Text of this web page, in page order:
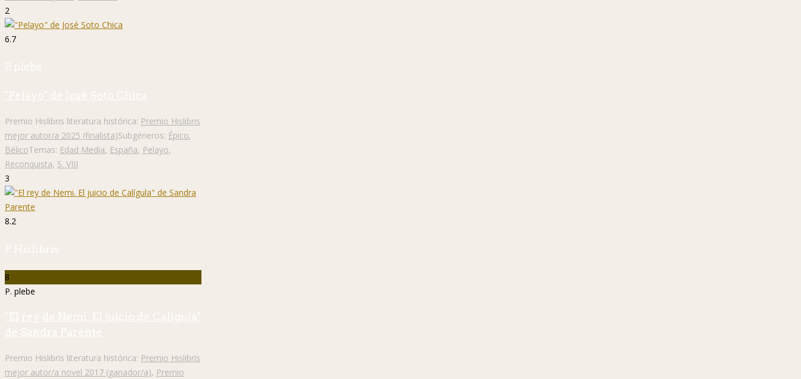
2
6.7
P. plebe
"Pelayo" de José Soto Chica
Premio Hislibris literatura histórica: Premio Hislibris
mejor autor/a 2025 (finalista)Subgéneros: Épico,
BélicoTemas: Edad Media, España, Pelayo,
Reconquista, S. VIII
3
8.2
P. Hislibris
8
P. plebe
"El rey de Nemi. El juicio de Calígula"
de Sandra Parente
Premio Hislibris literatura histórica: Premio Hislibris
mejor autor/a novel 2017 (ganador/a), Premio